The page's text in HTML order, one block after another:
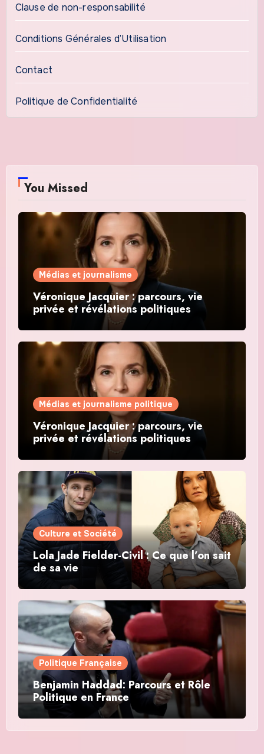
Clause de non-responsabilité
Conditions Générales d’Utilisation
Contact
Politique de Confidentialité
You Missed
Médias et journalisme
Véronique Jacquier : parcours, vie
privée et révélations politiques
Médias et journalisme politique
Véronique Jacquier : parcours, vie
privée et révélations politiques
Culture et Société
Lola Jade Fielder-Civil : Ce que l’on sait
de sa vie
Politique Française
Benjamin Haddad: Parcours et Rôle
Politique en France